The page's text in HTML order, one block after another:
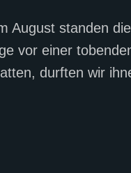
August standen
vor einer
durften wir